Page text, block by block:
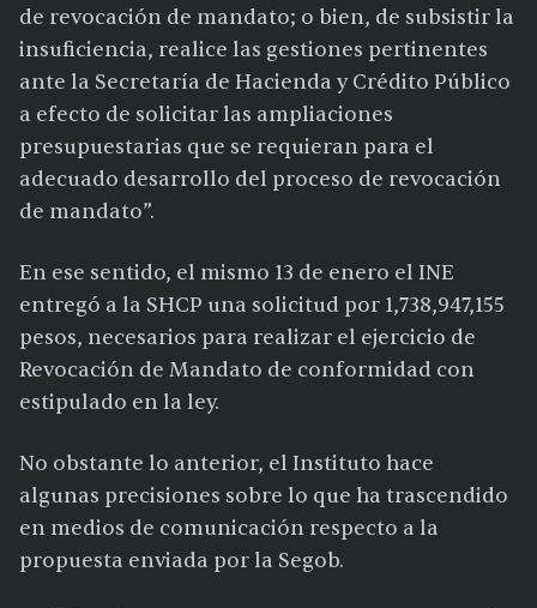
de revocación de mandato; o bien, de subsistir la
insuficiencia, realice las gestiones pertinentes
ante la Secretaría de Hacienda y Crédito Público
a efecto de solicitar las ampliaciones
presupuestarias que se requieran para el
adecuado desarrollo del proceso de revocación
de mandato”.
En ese sentido, el mismo 13 de enero el INE
entregó a la SHCP una solicitud por 1,738,947,155
pesos, necesarios para realizar el ejercicio de
Revocación de Mandato de conformidad con
estipulado en la ley.
No obstante lo anterior, el Instituto hace
algunas precisiones sobre lo que ha trascendido
en medios de comunicación respecto a la
propuesta enviada por la Segob.